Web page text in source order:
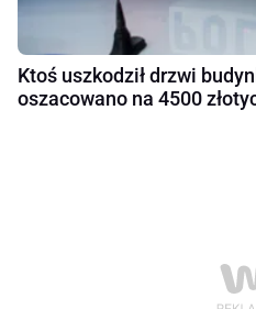
Ktoś uszkodził drzwi
oszacowano na 4500